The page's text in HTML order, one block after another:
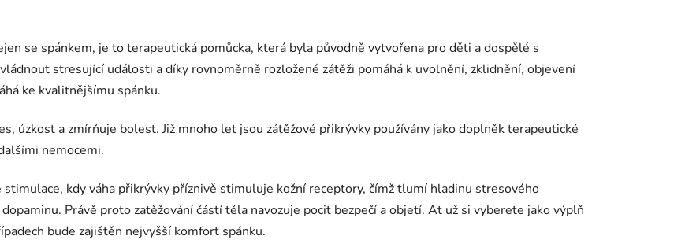
se spánkem, je to terapeutická pomůcka, která byla původně vytvořena pro děti a dospělé s
stresující události a díky rovnoměrně rozložené zátěži pomáhá k uvolnění, zklidnění, objevení
ke kvalitnějšímu spánku.
úzkost a zmírňuje bolest. Již mnoho let jsou zátěžové přikrývky používány jako doplněk terapeutické
nemocemi.
kdy váha přikrývky příznivě stimuluje kožní receptory, čímž tlumí hladinu stresového
Právě proto zatěžování částí těla navozuje pocit bezpečí a objetí. Ať už si vyberete jako výplň
bude zajištěn nejvyšší komfort spánku.